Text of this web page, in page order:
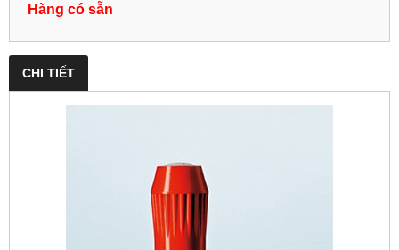
Hàng có sẵn
CHI TIẾT